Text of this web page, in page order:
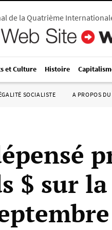
de la Quatrième
et Culture Histoire
SOCIALISTE A PROPOS DU
$ sur